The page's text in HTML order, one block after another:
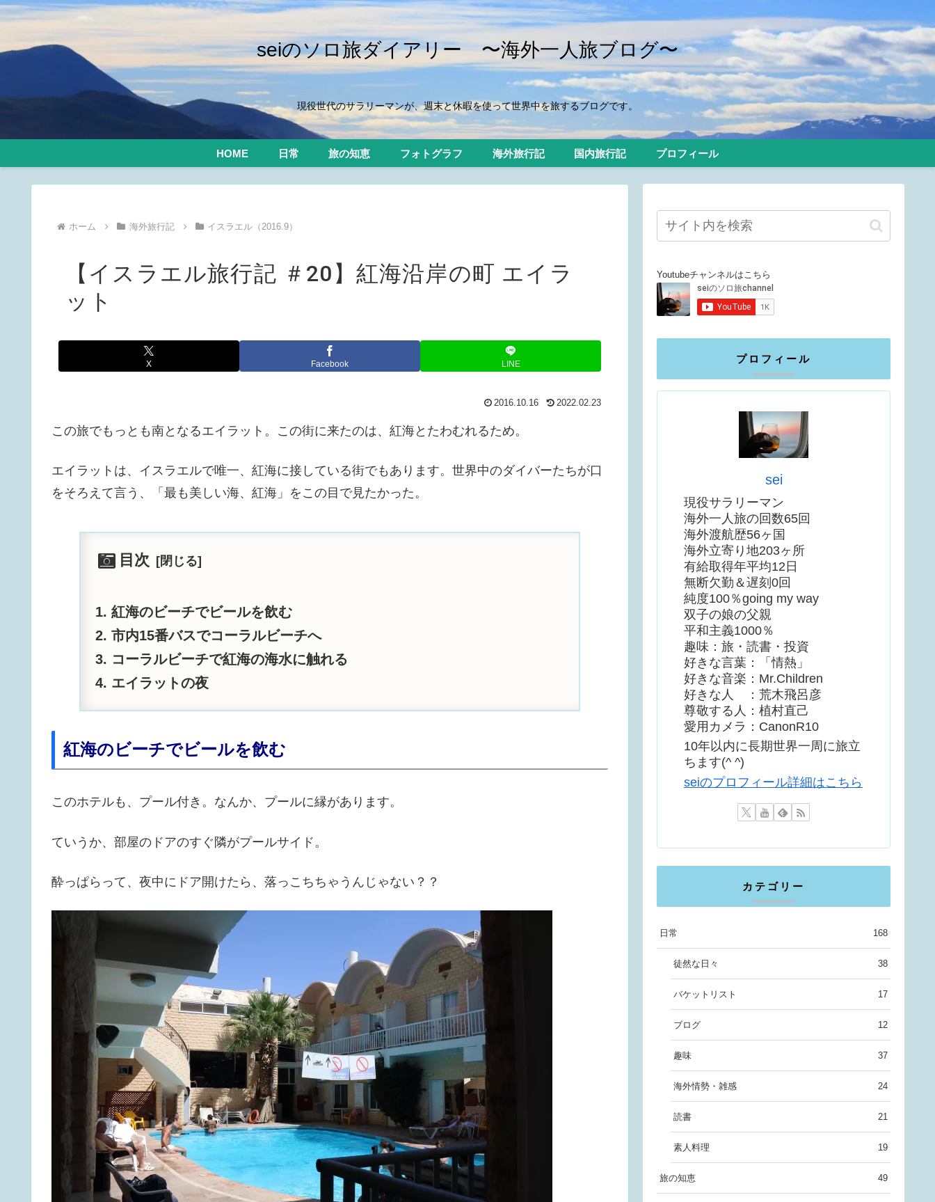
seiのソロ旅ダイアリー 〜海外一人旅ブログ〜
現役世代のサラリーマンが、週末と休暇を使って世界中を旅するブログです。
HOME 日常 旅の知恵 フォトグラフ 海外旅行記 国内旅行記 プロフィール
ホーム 海外旅行記 イスラエル（2016.9）
【イスラエル旅行記 ＃20】紅海沿岸の町 エイラ
ット
X Facebook LINE
2016.10.16 2022.02.23
この旅でもっとも南となるエイラット。この街に来たのは、紅海とたわむれるため。
エイラットは、イスラエルで唯一、紅海に接している街でもあります。世界中のダイバーたちが口
をそろえて言う、「最も美しい海、紅海」をこの目で見たかった。
目次
紅海のビーチでビールを飲む
市内15番バスでコーラルビーチへ
コーラルビーチで紅海の海水に触れる
エイラットの夜
紅海のビーチでビールを飲む
このホテルも、プール付き。なんか、プールに縁があります。
ていうか、部屋のドアのすぐ隣がプールサイド。
酔っぱらって、夜中にドア開けたら、落っこちちゃうんじゃない？？
Youtubeチャンネルはこちら
プロフィール
sei
現役サラリーマン
海外一人旅の回数65回
海外渡航歴56ヶ国
海外立寄り地203ヶ所
有給取得年平均12日
無断欠勤＆遅刻0回
純度100％going my way
双子の娘の父親
平和主義1000％
趣味：旅・読書・投資
好きな言葉：「情熱」
好きな音楽：Mr.Children
好きな人 ：荒木飛呂彦
尊敬する人：植村直己
愛用カメラ：CanonR10
10年以内に長期世界一周に旅立
ちます(^ ^)
seiのプロフィール詳細はこちら
カテゴリー
日常 168
徒然な日々 38
バケットリスト 17
ブログ 12
趣味 37
海外情勢・雑感 24
読書 21
素人料理 19
旅の知恵 49